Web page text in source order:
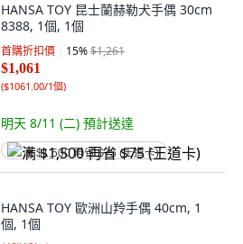
HANSA TOY 昆士蘭赫勒犬手偶 30cm
8388, 1個, 1個
首購折扣價 15%$1,261
$1,061
($1061.00/1個)
明天 8/11 (二) 預計送達
满 $1,500 再省 $75 (王道卡)
HANSA TOY 歐洲山羚手偶 40cm, 1
個, 1個